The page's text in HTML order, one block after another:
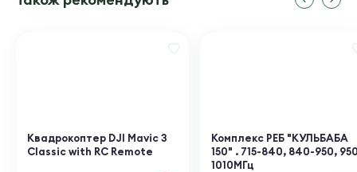
Квадрокоптер DJI Mavic 3
Classic with RC Remote
Комплекс РЕБ "КУЛЬБАБА
150" . 715-840, 840-950,
1010МГц